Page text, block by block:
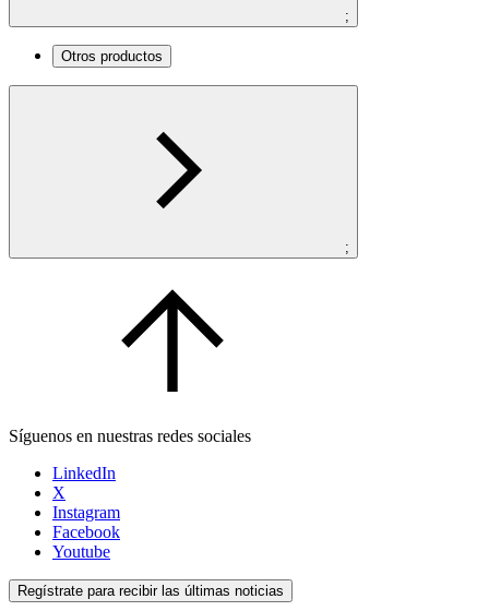
;
Otros productos
;
Síguenos en nuestras redes sociales
LinkedIn
X
Instagram
Facebook
Youtube
Regístrate para recibir las últimas noticias